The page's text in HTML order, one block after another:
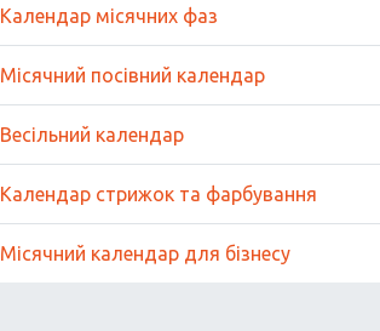
Календар місячних фаз
Місячний посівний календар
Весільний календар
Календар стрижок та фарбування
Місячний календар для бізнесу